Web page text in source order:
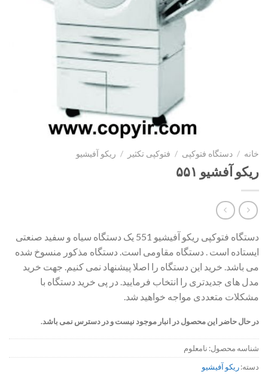
خانه / دستگاه فتوکپی / فتوکپی تکثیر / ریکو آفیشیو
ریکو آفشیو ۵۵۱
دستگاه فتوکپی ریکو آفیشیو 551 یک دستگاه سیاه و سفید صنعتی
ایستاده است . دستگاه مقاومی است. دستگاه مذکور منسوخ شده
می باشد. خرید این دستگاه را اصلا پیشنهاد نمی کنیم. جهت خرید
مدل های جدیدتری را انتخاب فرمایید. در پی خرید دستگاه با
مشکلات متعددی مواجه خواهید شد.
در حال حاضر این محصول در انبار موجود نیست و در دسترس نمی باشد.
شناسه محصول: نامعلوم
دسته:ریکو آفیشیو